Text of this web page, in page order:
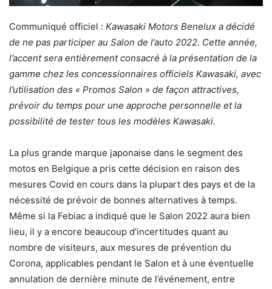
Communiqué officiel : Kawasaki Motors Benelux a décidé
de ne pas participer au Salon de l’auto 2022. Cette année,
l’accent sera entièrement consacré à la présentation de la
gamme chez les concessionnaires officiels Kawasaki, avec
l’utilisation des « Promos Salon » de façon attractives,
prévoir du temps pour une approche personnelle et la
possibilité de tester tous les modèles Kawasaki.
La plus grande marque japonaise dans le segment des
motos en Belgique a pris cette décision en raison des
mesures Covid en cours dans la plupart des pays et de la
nécessité de prévoir de bonnes alternatives à temps.
Même si la Febiac a indiqué que le Salon 2022 aura bien
lieu, il y a encore beaucoup d’incertitudes quant au
nombre de visiteurs, aux mesures de prévention du
Corona, applicables pendant le Salon et à une éventuelle
annulation de dernière minute de l’événement, entre